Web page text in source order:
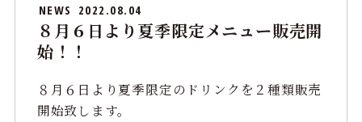
NEWS 2022.08.04
８月６日より夏季限定メニュー販売開
始！！
８月６日より夏季限定のドリンクを２種類販売
開始致します。